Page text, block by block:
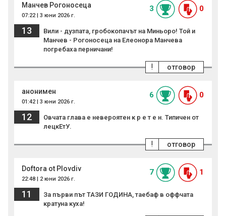
Манчев Рогоносеца
07:22 | 3 юни 2026 г.
3 0
13
Вили - дузпата, гробокопачът на Миньоро! Той и
Манчев - Рогоносеца на Елеонора Манчева
погребаха перничани!
отговор
!
анонимен
01:42 | 3 юни 2026 г.
6 0
12
Овчата глава е невероятен к р е т е н. Типичен от
лецкЕтУ.
отговор
!
Doftora ot Plovdiv
22:48 | 2 юни 2026 г.
7 1
11
За първи път ТАЗИ ГОДИНА, таебаф в оффчата
кратуна куха!